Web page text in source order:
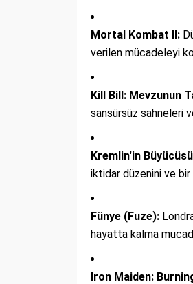
Mortal Kombat II:
verilen mücadeleyi
Kill Bill: Mevzunun
sansürsüz sahneleri
Kremlin'in
iktidar düzenini ve
Fünye (Fuze):
hayatta kalma
Iron Maiden: